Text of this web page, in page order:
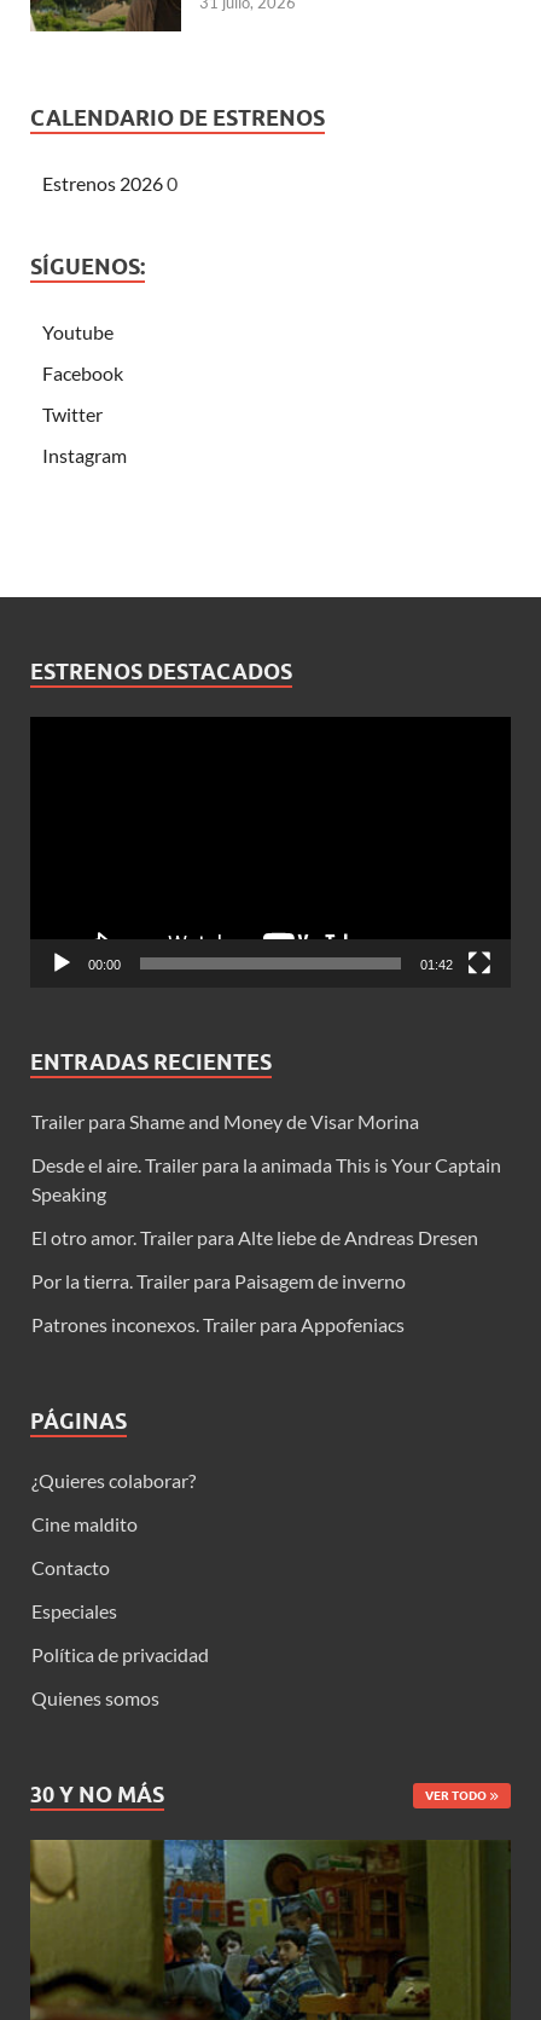
CALENDARIO DE ESTRENOS
Estrenos 20260
SÍGUENOS:
Youtube
Facebook
Twitter
Instagram
ESTRENOS DESTACADOS
00:00 01:42
ENTRADAS RECIENTES
Trailer para Shame and Money de Visar Morina
Desde el aire. Trailer para la animada This is Your Captain
Speaking
El otro amor. Trailer para Alte liebe de Andreas Dresen
Por la tierra. Trailer para Paisagem de inverno
Patrones inconexos. Trailer para Appofeniacs
PÁGINAS
¿Quieres colaborar?
Cine maldito
Contacto
Especiales
Política de privacidad
Quienes somos
30 Y NO MÁS VER TODO